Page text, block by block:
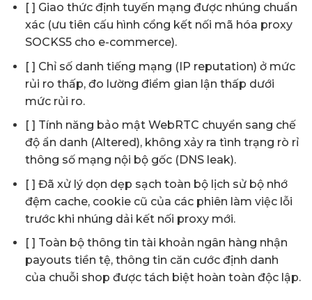
[ ] Giao thức định tuyến mạng được nhúng chuẩn
xác (ưu tiên cấu hình cổng kết nối mã hóa proxy
SOCKS5 cho e-commerce).
[ ] Chỉ số danh tiếng mạng (IP reputation) ở mức
rủi ro thấp, đo lường điểm gian lận thấp dưới
mức rủi ro.
[ ] Tính năng bảo mật WebRTC chuyển sang chế
độ ẩn danh (Altered), không xảy ra tình trạng rò rỉ
thông số mạng nội bộ gốc (DNS leak).
[ ] Đã xử lý dọn dẹp sạch toàn bộ lịch sử bộ nhớ
đệm cache, cookie cũ của các phiên làm việc lỗi
trước khi nhúng dải kết nối proxy mới.
[ ] Toàn bộ thông tin tài khoản ngân hàng nhận
payouts tiền tệ, thông tin căn cước định danh
của chuỗi shop được tách biệt hoàn toàn độc lập.